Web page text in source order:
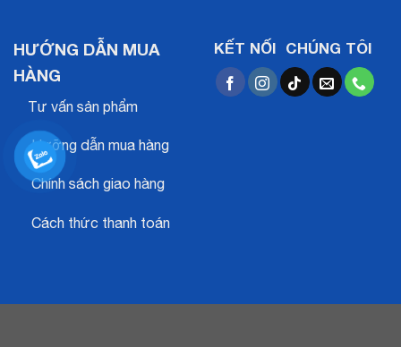
HƯỚNG DẪN MUA
HÀNG
Tư vấn sản phẩm
Hưỡng dẫn mua hàng
Chính sách giao hàng
Cách thức thanh toán
KẾT NỐI CHÚNG TÔI